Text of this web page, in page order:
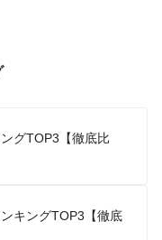
グTOP3【徹底比
キングTOP3【徹底